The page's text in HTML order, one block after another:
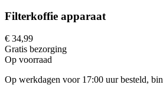
Filterkoffie apparaat
€ 34,99
Gratis bezorging
Op voorraad
Op werkdagen voor 17:00 uur besteld,